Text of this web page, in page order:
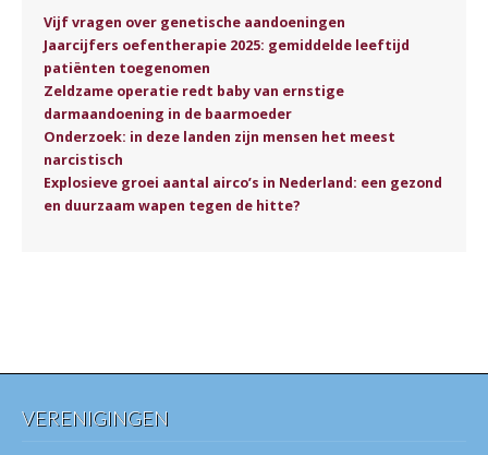
Vijf vragen over genetische aandoeningen
Jaarcijfers oefentherapie 2025: gemiddelde leeftijd
patiënten toegenomen
Zeldzame operatie redt baby van ernstige
darmaandoening in de baarmoeder
Onderzoek: in deze landen zijn mensen het meest
narcistisch
Explosieve groei aantal airco’s in Nederland: een gezond
en duurzaam wapen tegen de hitte?
VERENIGINGEN